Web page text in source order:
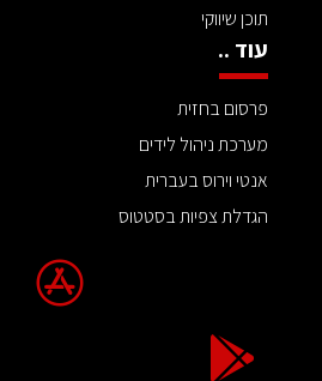
תוכן שיווקי
עוד ..
פרסום בחזית
מערכת ניהול לידים
אנטי וירוס בעברית
הגדלת צפיות בסטטוס